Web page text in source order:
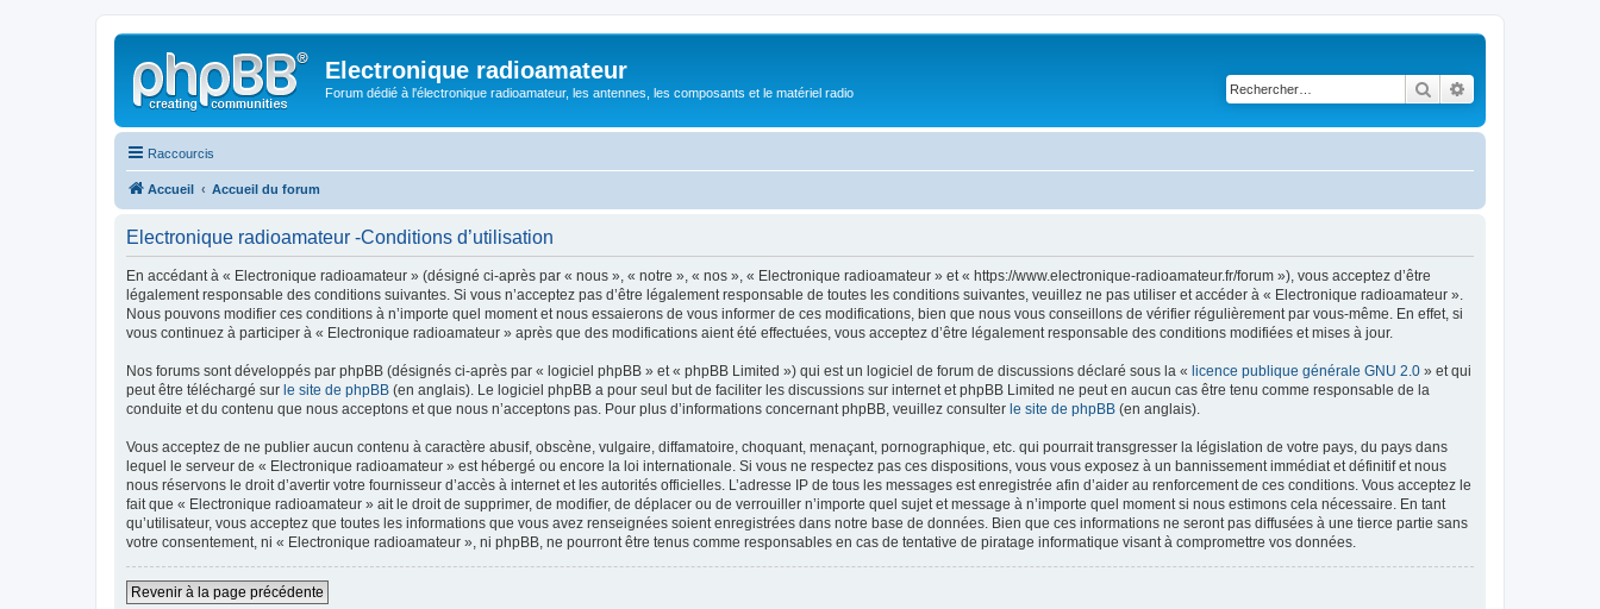
Electronique radioamateur
Forum dédié à l'électronique radioamateur, les antennes, les composants et le matériel radio Rechercher
Raccourcis
Accueil Accueil du forum
Electronique radioamateur -Conditions d’utilisation
En accédant à « Electronique radioamateur » (désigné ci-après par « nous », « notre », « nos », « Electronique radioamateur » et « https://www.electronique-radioamateur.fr/forum »), vous acceptez d’être
légalement responsable des conditions suivantes. Si vous n’acceptez pas d’être légalement responsable de toutes les conditions suivantes, veuillez ne pas utiliser et accéder à « Electronique radioamateur ».
Nous pouvons modifier ces conditions à n’importe quel moment et nous essaierons de vous informer de ces modifications, bien que nous vous conseillons de vérifier régulièrement par vous-même. En effet, si
vous continuez à participer à « Electronique radioamateur » après que des modifications aient été effectuées, vous acceptez d’être légalement responsable des conditions modifiées et mises à jour.
Nos forums sont développés par phpBB (désignés ci-après par « logiciel phpBB » et « phpBB Limited ») qui est un logiciel de forum de discussions déclaré sous la « licence publique générale GNU 2.0 » et qui
peut être téléchargé sur le site de phpBB (en anglais). Le logiciel phpBB a pour seul but de faciliter les discussions sur internet et phpBB Limited ne peut en aucun cas être tenu comme responsable de la
conduite et du contenu que nous acceptons et que nous n’acceptons pas. Pour plus d’informations concernant phpBB, veuillez consulter le site de phpBB (en anglais).
Vous acceptez de ne publier aucun contenu à caractère abusif, obscène, vulgaire, diffamatoire, choquant, menaçant, pornographique, etc. qui pourrait transgresser la législation de votre pays, du pays dans
lequel le serveur de « Electronique radioamateur » est hébergé ou encore la loi internationale. Si vous ne respectez pas ces dispositions, vous vous exposez à un bannissement immédiat et définitif et nous
nous réservons le droit d’avertir votre fournisseur d’accès à internet et les autorités officielles. L’adresse IP de tous les messages est enregistrée afin d’aider au renforcement de ces conditions. Vous acceptez le
fait que « Electronique radioamateur » ait le droit de supprimer, de modifier, de déplacer ou de verrouiller n’importe quel sujet et message à n’importe quel moment si nous estimons cela nécessaire. En tant
qu’utilisateur, vous acceptez que toutes les informations que vous avez renseignées soient enregistrées dans notre base de données. Bien que ces informations ne seront pas diffusées à une tierce partie sans
votre consentement, ni « Electronique radioamateur », ni phpBB, ne pourront être tenus comme responsables en cas de tentative de piratage informatique visant à compromettre vos données.
Revenir à la page précédente